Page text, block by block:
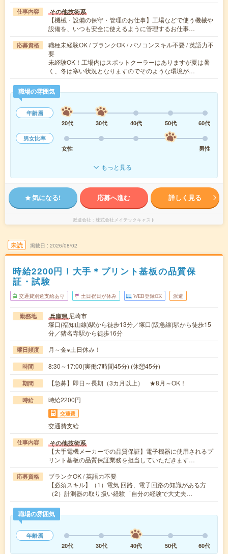
仕事内容 その他技術系
【機械・設備の保守・管理のお仕事】工場などで使う機械や
設備を、いつも安全に使えるように管理するお仕事…
応募資格
職種未経験OK / ブランクOK / パソコンスキル不要 / 英語力不
要
未経験OK！工場内はスポットクーラーはありますが夏は暑
く、冬は寒い状況となりますのでそのような環境が…
職場の雰囲気
年齢層
20代
30代 40代 50代
60代
男女比率
女性
男性
もっと見る
気になる! 応募へ進む 詳しく見る
派遣会社 株式会社メイテックキャスト
未読 掲載日 2026/08/02
時給2200円！大手＊プリント基板の品質保
証・試験
交通費別途支給あり 土日祝日が休み WEB登録OK 派遣
勤務地 兵庫県 尼崎市
塚口(福知山線)駅から徒歩13分／塚口(阪急線)駅から徒歩15
分／猪名寺駅から徒歩16分
曜日頻度 月～金※土日休み！
時間 8:30～17:00(実働:7時間45分) (休憩45分)
期間 【急募】即日～長期（3カ月以上） ★8月～OK！
時給 時給2200円
交通費
交通費支給
仕事内容 その他技術系
【大手電機メーカーでの品質保証】電子機器に使用されるプ
リント基板の品質保証業務を担当していただきます…
応募資格
ブランクOK / 英語力不要
【必須スキル】（1）電気 回路、電子回路の知識がある方
（2）計測器の取り扱い経験「自分の経験で大丈夫…
職場の雰囲気
年齢層
20代
30代 40代 50代 60代